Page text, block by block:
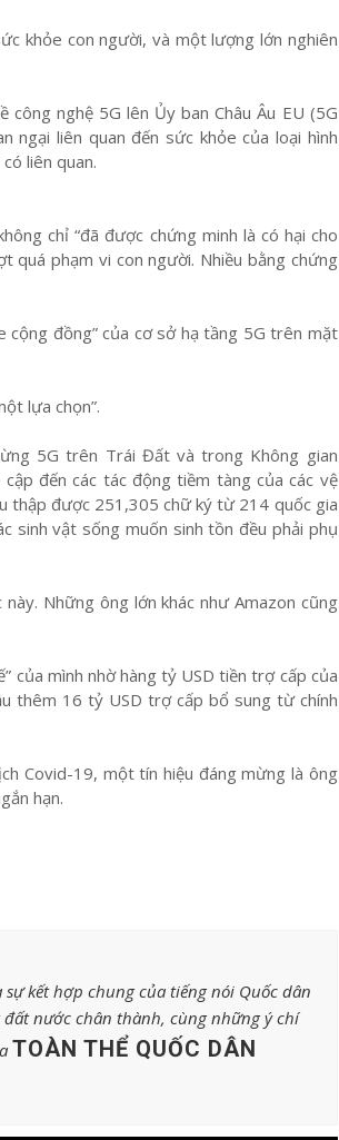
khỏe con người, và một lượng lớn nghiên
nghệ 5G lên Ủy ban Châu Âu EU (5G
ngại liên quan đến sức khỏe của loại hình
liên quan.
chỉ “đã được chứng minh là có hại cho
phạm vi con người. Nhiều bằng chứng
cộng đồng” của cơ sở hạ tầng 5G trên mặt
lựa chọn”.
5G trên Trái Đất và trong Không gian
đến các tác động tiềm tàng của các vệ
thập được 251,305 chữ ký từ 214 quốc gia
vật sống muốn sinh tồn đều phải phụ
Những ông lớn khác như Amazon cũng
của mình nhờ hàng tỷ USD tiền trợ cấp của
thêm 16 tỷ USD trợ cấp bổ sung từ chính
Covid-19, một tín hiệu đáng mừng là ông
hạn.
kết hợp chung của tiếng nói Quốc dân
nước chân thành, cùng những ý chí
TOÀN THỂ QUỐC DÂN